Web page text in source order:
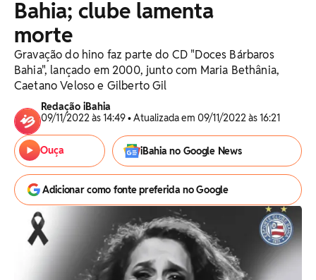
Bahia; clube lamenta
morte
Gravação do hino faz parte do CD "Doces Bárbaros
Bahia", lançado em 2000, junto com Maria Bethânia,
Caetano Veloso e Gilberto Gil
Redação iBahia
09/11/2022 às 14:49 • Atualizada em 09/11/2022 às 16:21
Ouça iBahia no Google News
Adicionar como fonte preferida no Google